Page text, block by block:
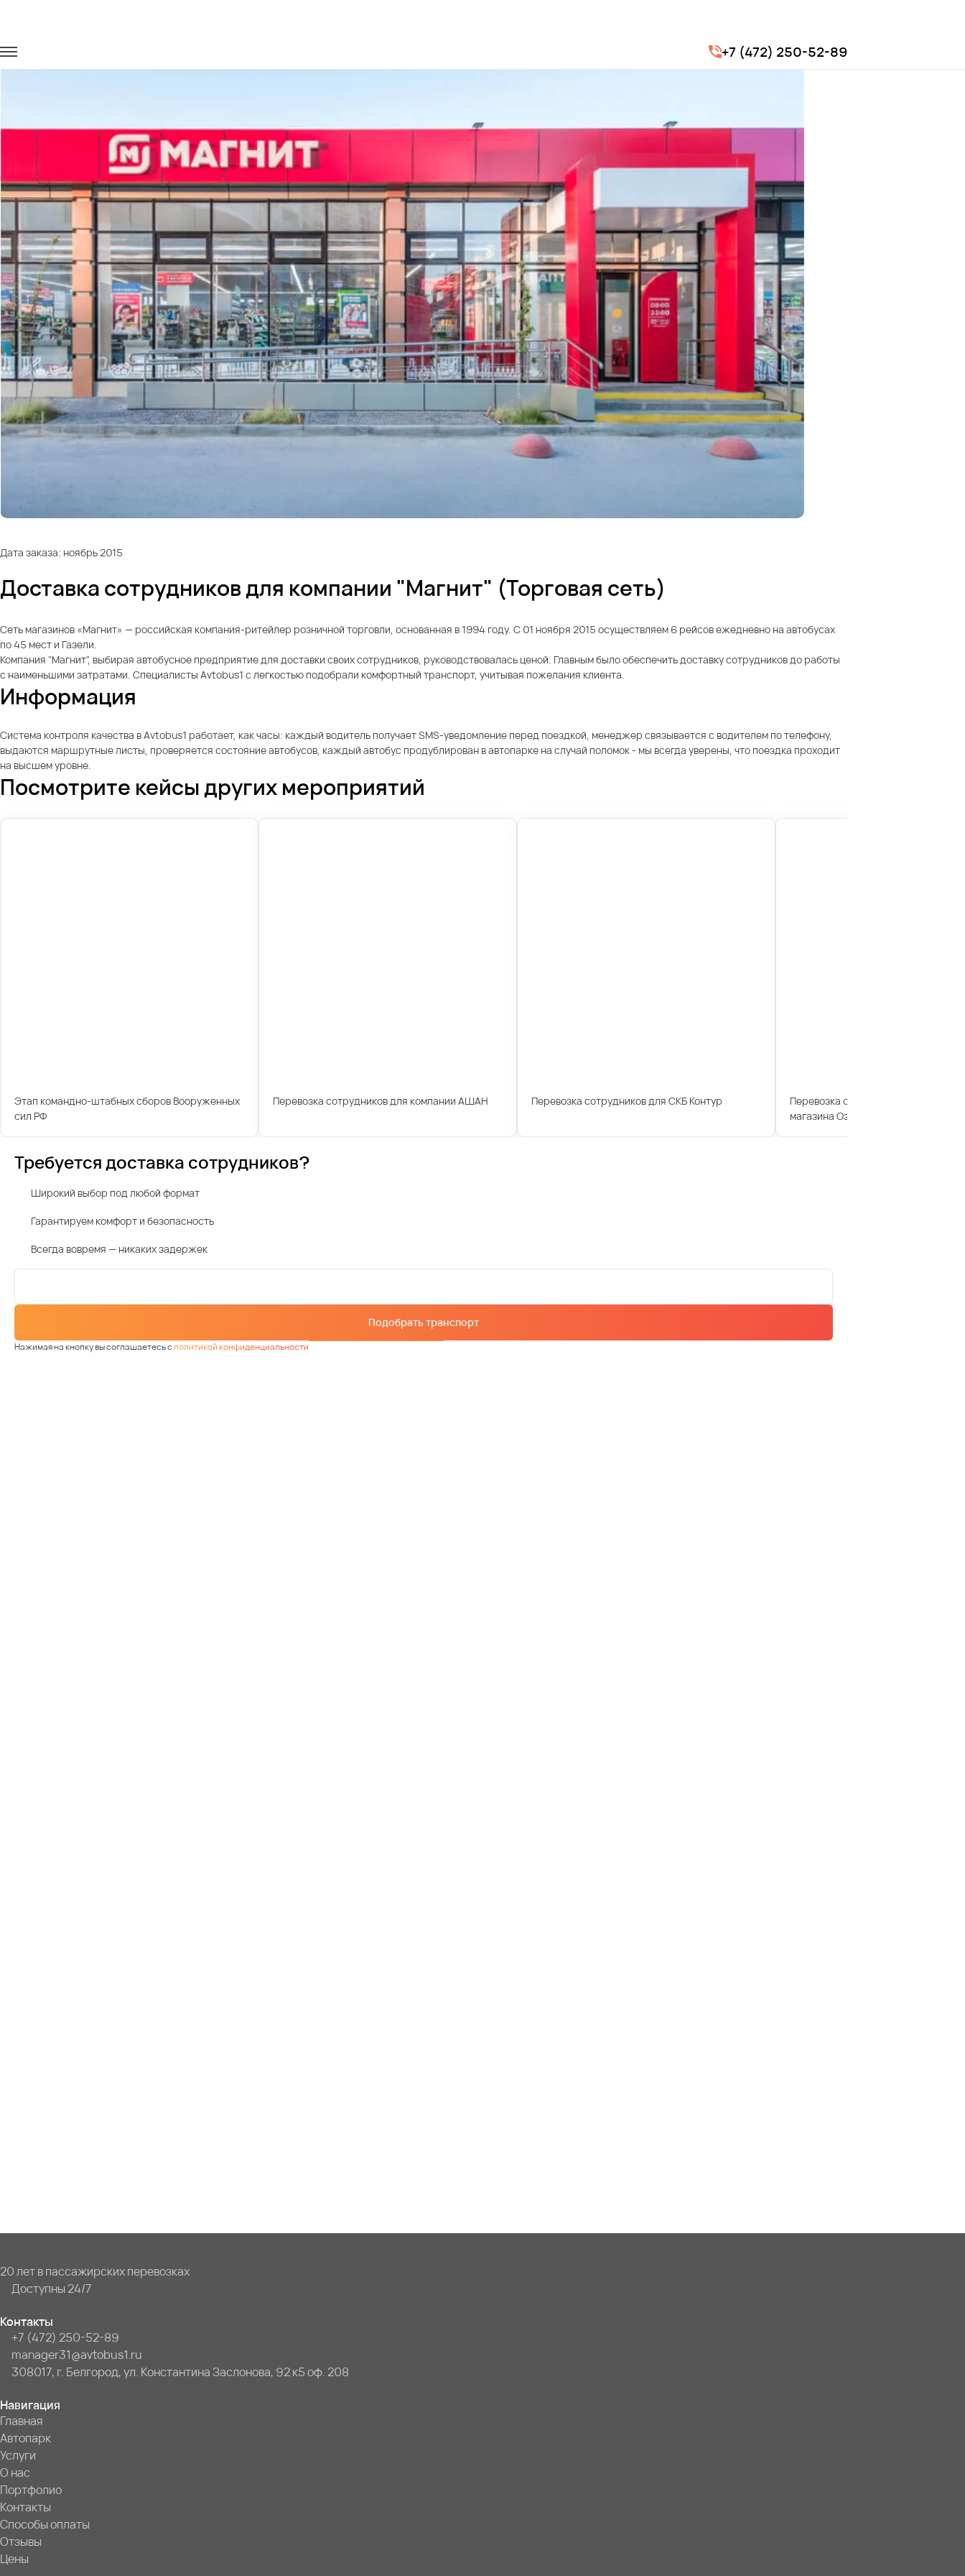
+7 (472) 250-52-89
Дата заказа: ноябрь 2015
Доставка сотрудников для компании "Магнит" (Торговая сеть)
Сеть магазинов «Магнит» — российская компания-ритейлер розничной торговли, основанная в 1994 году. С 01 ноября 2015 осуществляем 6 рейсов ежедневно на автобусах
по 45 мест и Газели.
Компания "Магнит", выбирая автобусное предприятие для доставки своих сотрудников, руководствовалась ценой. Главным было обеспечить доставку сотрудников до работы
с наименьшими затратами. Специалисты Avtobus1 с легкостью подобрали комфортный транспорт, учитывая пожелания клиента.
Информация
Система контроля качества в Avtobus1 работает, как часы: каждый водитель получает SMS-уведомление перед поездкой, менеджер связывается с водителем по телефону,
выдаются маршрутные листы, проверяется состояние автобусов, каждый автобус продублирован в автопарке на случай поломок - мы всегда уверены, что поездка проходит
на высшем уровне.
Посмотрите кейсы других мероприятий
Этап командно-штабных сборов Вооруженных
сил РФ
Перевозка сотрудников для компании АШАН Перевозка сотрудников для СКБ Контур
Перевозка сотрудников для
магазина Озон
Требуется доставка сотрудников?
Широкий выбор под любой формат
Гарантируем комфорт и безопасность
Всегда вовремя — никаких задержек
Подобрать транспорт
Нажимая на кнопку вы соглашаетесь сполитикой конфиденциальности
20 лет в пассажирских перевозках
Доступны 24/7
Контакты
+7 (472) 250-52-89
manager31@avtobus1.ru
308017, г. Белгород, ул. Константина Заслонова, 92 к5 оф. 208
Навигация
Главная
Автопарк
Услуги
О нас
Портфолио
Контакты
Способы оплаты
Отзывы
Цены